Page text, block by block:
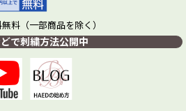
料（一部商品を除く）
で刺繍方法公開中